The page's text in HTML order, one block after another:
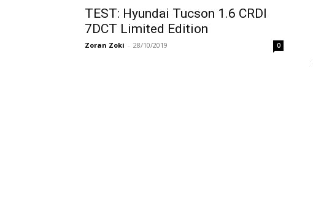
TEST: Hyundai Tucson 1.6 CRDI
7DCT Limited Edition
Zoran Zoki - 28/10/2019 0